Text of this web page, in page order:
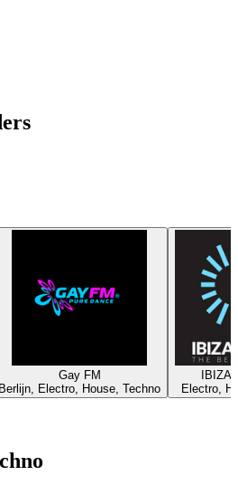
Gay FM
Berlijn, Electro, House, Techno
IBIZA
Electro,